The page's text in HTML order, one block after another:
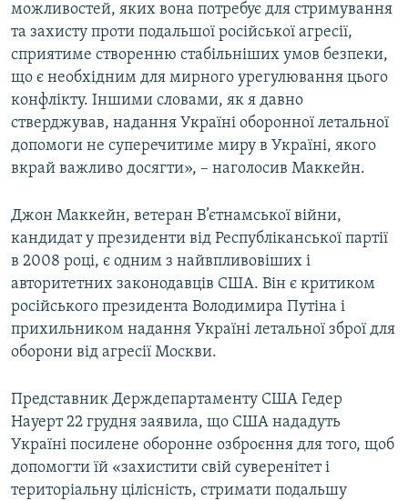
можливостей, яких вона потребує для стримування
та захисту проти подальшої російської агресії,
сприятиме створенню стабільніших умов безпеки,
що є необхідним для мирного урегулювання цього
конфлікту. Іншими словами, як я давно
стверджував, надання Україні оборонної летальної
допомоги не суперечитиме миру в Україні, якого
вкрай важливо досягти», – наголосив Маккейн.
Джон Маккейн, ветеран В’єтнамської війни,
кандидат у президенти від Республіканської партії
в 2008 році, є одним з найвпливовіших і
авторитетних законодавців США. Він є критиком
російського президента Володимира Путіна і
прихильником надання Україні летальної зброї для
оборони від агресії Москви.
Представник Держдепартаменту США Гедер
Науерт 22 грудня заявила, що США нададуть
Україні посилене оборонне озброєння для того, щоб
допомогти їй «захистити свій суверенітет і
територіальну цілісність, стримати подальшу